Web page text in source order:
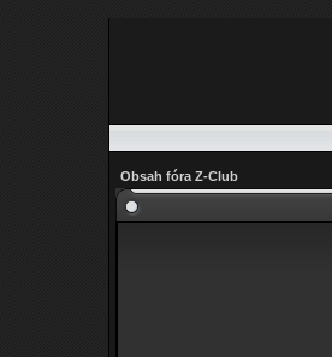
Obsah fóra Z-Club